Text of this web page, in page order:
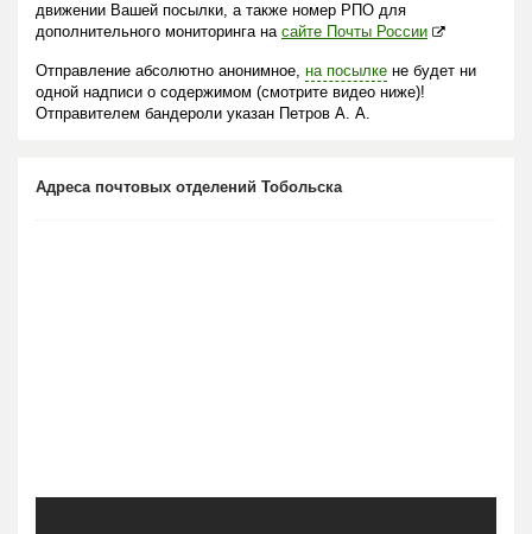
движении Вашей посылки, а также номер РПО для
дополнительного мониторинга на сайте Почты России
Отправление абсолютно анонимное, на посылке не будет ни
одной надписи о содержимом (смотрите видео ниже)!
Отправителем бандероли указан Петров А. А.
Адреса почтовых отделений Тобольска